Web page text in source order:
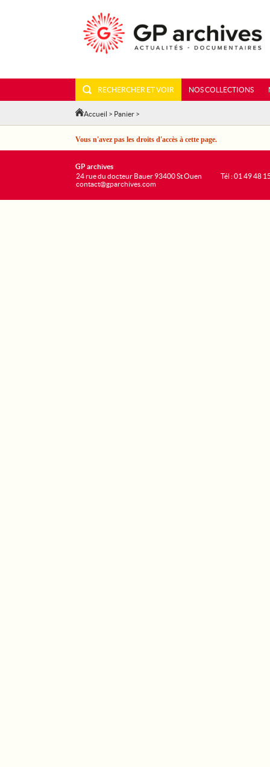
RECHERCHER ET VOIR NOS COLLECTIONS
Accueil > Panier >
Vous n'avez pas les droits d'accès à cette page.
GP archives
24 rue du docteur Bauer 93400 St Ouen
contact@gparchives.com
Tél : 01 49 48